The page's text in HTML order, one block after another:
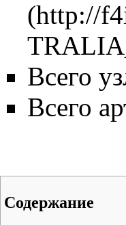
Всего
Всего
Содержание